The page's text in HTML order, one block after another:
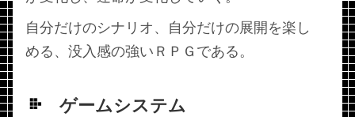
自分だけのシナリオ、自分だけの展開を楽し
める、没入感の強いＲＰＧである。
ゲームシステム